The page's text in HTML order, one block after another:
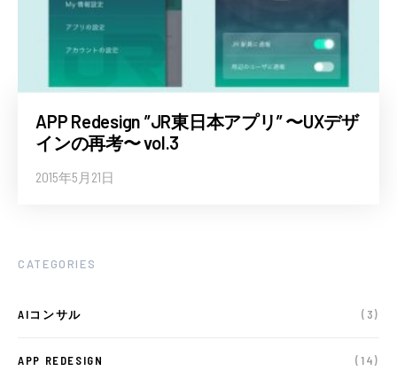
APP Redesign ”JR東日本アプリ” 〜UXデザ
インの再考〜 vol.3
2015年5月21日
CATEGORIES
AIコンサル (3)
APP REDESIGN (14)